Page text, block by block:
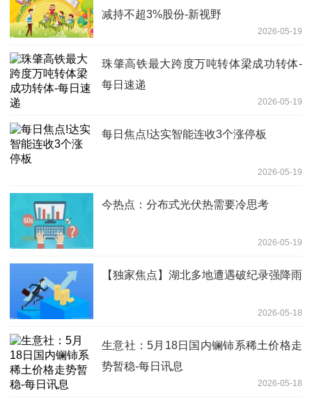
减持不超3%股份-新视野
2026-05-19
珠肇高铁最大跨度万吨转体梁成功转体-
每日速递
2026-05-19
每日焦点!达实智能连收3个涨停板
2026-05-19
今热点：分布式光伏热需要冷思考
2026-05-19
【独家焦点】湖北多地遭遇破纪录强降雨
2026-05-18
生意社：5月18日国内镧铈系稀土价格走
势暂稳-每日讯息
2026-05-18